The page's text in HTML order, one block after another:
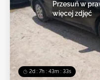
2d : 7h : 43m : 30s
Przesuń w
więcej zdjęć